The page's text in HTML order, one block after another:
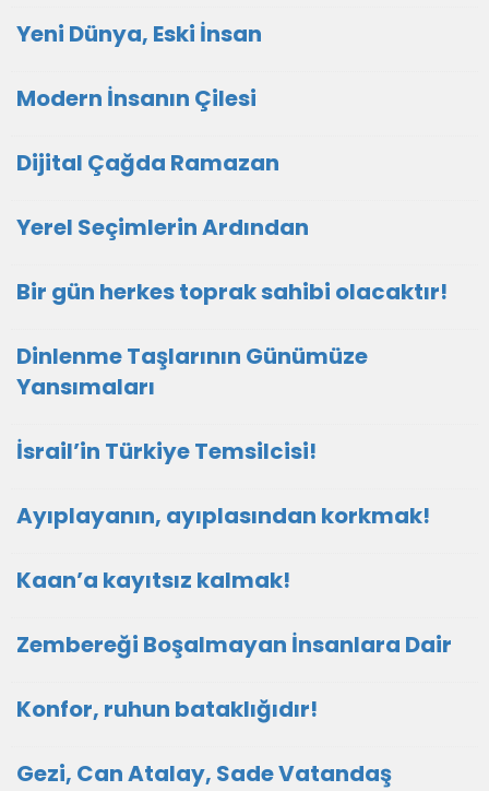
Yeni Dünya, Eski İnsan
Modern İnsanın Çilesi
Dijital Çağda Ramazan
Yerel Seçimlerin Ardından
Bir gün herkes toprak sahibi olacaktır!
Dinlenme Taşlarının Günümüze
Yansımaları
İsrail’in Türkiye Temsilcisi!
Ayıplayanın, ayıplasından korkmak!
Kaan’a kayıtsız kalmak!
Zembereği Boşalmayan İnsanlara Dair
Konfor, ruhun bataklığıdır!
Gezi, Can Atalay, Sade Vatandaş